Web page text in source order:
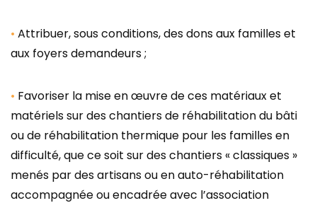
Attribuer, sous conditions, des dons aux familles et
aux foyers demandeurs ;
Favoriser la mise en œuvre de ces matériaux et
matériels sur des chantiers de réhabilitation du bâti
ou de réhabilitation thermique pour les familles en
difficulté, que ce soit sur des chantiers « classiques »
menés par des artisans ou en auto-réhabilitation
accompagnée ou encadrée avec l’association